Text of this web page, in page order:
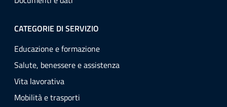
CATEGORIE DI SERVIZIO
Educazione e formazione
Salute, benessere e assistenza
Vita lavorativa
Mobilità e trasporti